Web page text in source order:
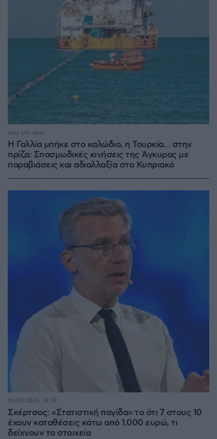
Η Γαλλία μπήκε στο καλώδιο, η Τουρκία... στην
πρίζα: Σπασμωδικές κινήσεις της Άγκυρας με
παραβιάσεις και αδιαλλαξία στο Κυπριακό
πριν μία ώρα
Σκέρτσος: «Στατιστική παγίδα» το ότι 7 στους 10
έχουν καταθέσεις κάτω από 1.000 ευρώ, τι
δείχνουν τα στοιχεία
09.08.2026, 14:39